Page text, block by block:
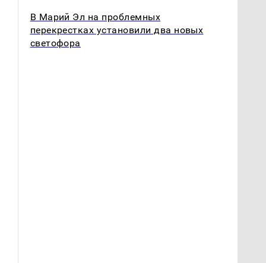
В Марий Эл на проблемных
перекрестках установили два новых
светофора